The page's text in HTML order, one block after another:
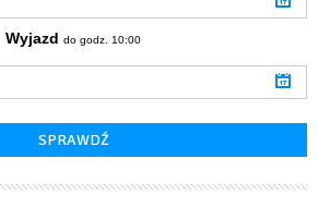
Wyjazd do godz. 10:00